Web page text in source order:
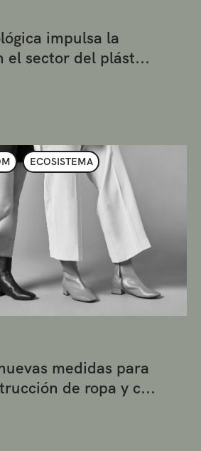
impulsa la
el sector del plást...
ECOSISTEMA
medidas para
de ropa y c...